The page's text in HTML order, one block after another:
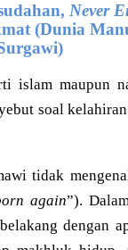
Never
(Dunia
islam maupun
soal
tidak
again”).
dengan